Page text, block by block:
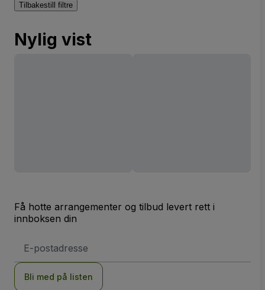
Tilbakestill filtre
Nylig vist
Få hotte arrangementer og tilbud levert rett i
innboksen din
postadresse
Bli med på listen